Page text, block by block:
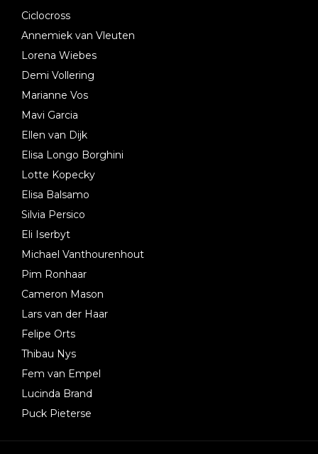
Ciclocross
Annemiek van Vleuten
Lorena Wiebes
Demi Vollering
Marianne Vos
Mavi Garcia
Ellen van Dijk
Elisa Longo Borghini
Lotte Kopecky
Elisa Balsamo
Silvia Persico
Eli Iserbyt
Michael Vanthourenhout
Pim Ronhaar
Cameron Mason
Lars van der Haar
Felipe Orts
Thibau Nys
Fem van Empel
Lucinda Brand
Puck Pieterse